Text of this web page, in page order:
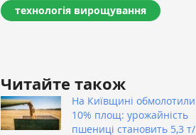
технологія вирощування
Читайте також
На Київщині обмолотили
10% площ: урожайність
пшениці становить 5,3 т/